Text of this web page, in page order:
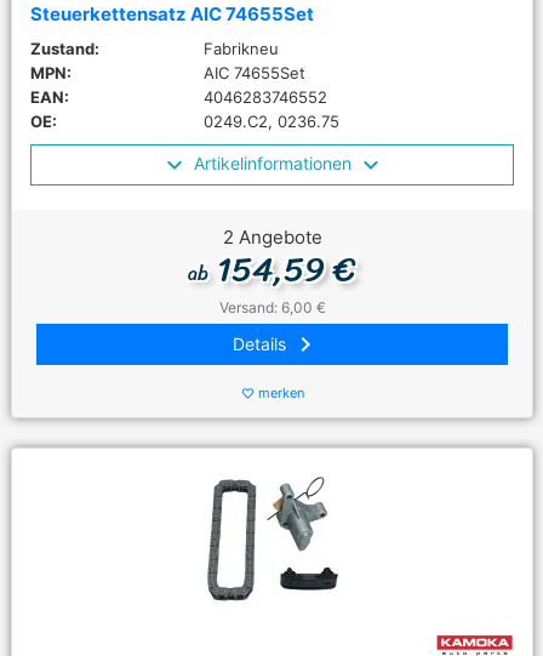
Steuerkettensatz AIC 74655Set
Zustand:
Fabrikneu
MPN:
AIC 74655Set
EAN:
4046283746552
OE:
0249.C2, 0236.75
Artikelinformationen
2 Angebote
ab154,59 €
Versand: 6,00 €
Details keyboard_arrow_right
favorite_border merken